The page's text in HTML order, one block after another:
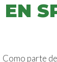
EN
Como parte